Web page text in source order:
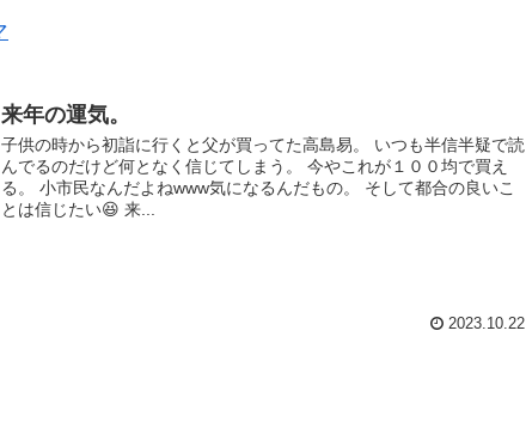
来年の運気。
子供の時から初詣に行くと父が買ってた高島易。 いつも半信半疑で読
んでるのだけど何となく信じてしまう。 今やこれが１００均で買え
る。 小市民なんだよねwww気になるんだもの。 そして都合の良いこ
とは信じたい😆 来...
2023.10.22